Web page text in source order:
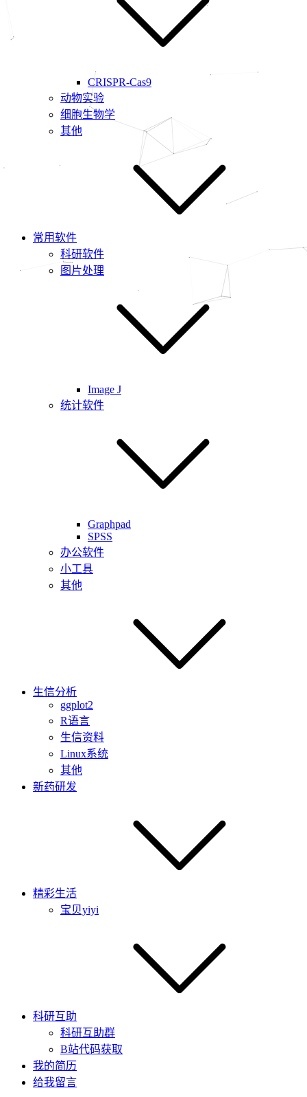
CRISPR-Cas9
动物实验
细胞生物学
其他
常用软件
科研软件
图片处理
Image J
统计软件
Graphpad
SPSS
办公软件
小工具
其他
生信分析
ggplot2
R语言
生信资料
Linux系统
其他
新药研发
精彩生活
宝贝yiyi
科研互助
科研互助群
B站代码获取
我的简历
给我留言